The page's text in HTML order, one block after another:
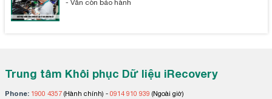
- Vẫn còn bảo hành
Trung tâm Khôi phục Dữ liệu iRecovery
Phone: 1900 4357(Hành chính) - 0914 910 939 (Ngoài giờ)